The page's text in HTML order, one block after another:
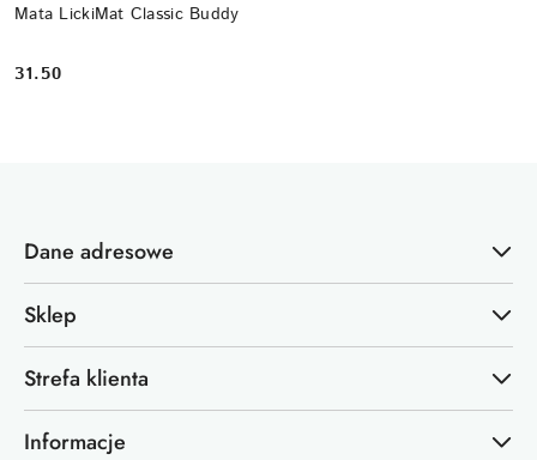
Mata LickiMat Classic Buddy
Cena:
31.50
Dane adresowe
Sklep
Strefa klienta
Informacje